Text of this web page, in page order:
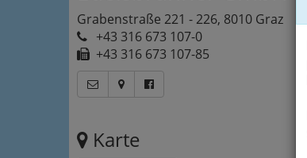
Grabenstraße 221 - 226, 8010 Graz
+43 316 673 107-0
+43 316 673 107-85
Karte